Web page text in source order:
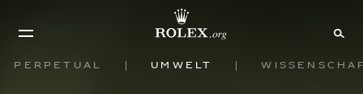
Perpetual Umwelt